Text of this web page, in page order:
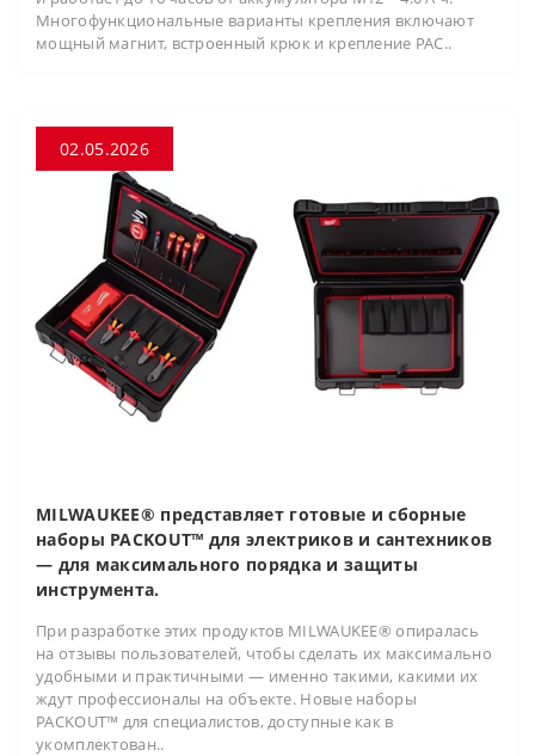
Многофункциональные варианты крепления включают
мощный магнит, встроенный крюк и крепление PAC..
02.05.2026
MILWAUKEE® представляет готовые и сборные
наборы PACKOUT™ для электриков и сантехников
— для максимального порядка и защиты
инструмента.
При разработке этих продуктов MILWAUKEE® опиралась
на отзывы пользователей, чтобы сделать их максимально
удобными и практичными — именно такими, какими их
ждут профессионалы на объекте. Новые наборы
PACKOUT™ для специалистов, доступные как в
укомплектован..